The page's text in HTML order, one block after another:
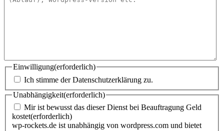
Einwilligung(erforderlich)
Ich stimme der Datenschutzerklärung zu.
Unabhängigkeit(erforderlich)
Mir ist bewusst das dieser Dienst bei Beauftragung Geld
kostet(erforderlich)
wp-rockets.de ist unabhängig von wordpress.com und bietet